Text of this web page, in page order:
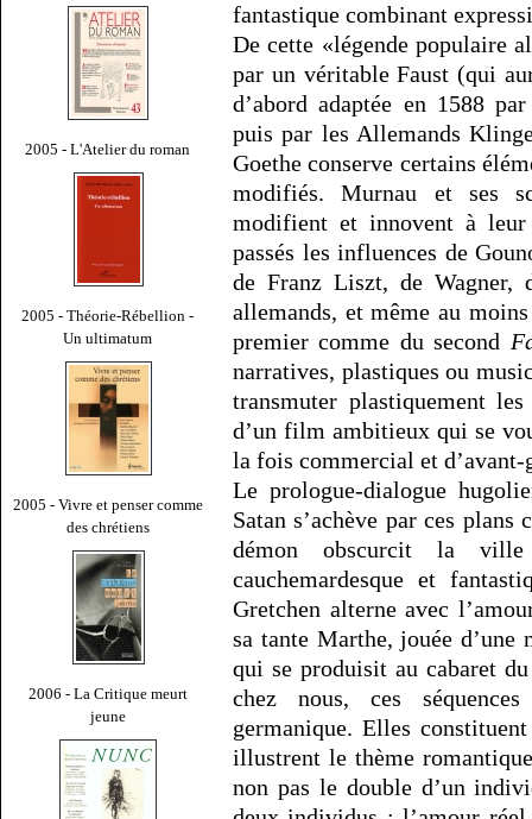
2005 - L'Atelier du roman
2005 - Théorie-Rébellion -
Un ultimatum
2005 - Vivre et penser comme
des chrétiens
2006 - La Critique meurt
jeune
fantastique combinant
De cette «légende populaire
par un véritable Faust (qui
d’abord adaptée en 1588
puis par les Allemands
Goethe conserve certains
modifiés. Murnau et ses
modifient et innovent à
passés les influences de
de Franz Liszt, de Wagner,
allemands, et même au
premier comme du second
narratives, plastiques ou
transmuter plastiquement
d’un film ambitieux qui se
la fois commercial et d’avant-
Le prologue-dialogue
Satan s’achève par ces
démon obscurcit la ville
cauchemardesque et
Gretchen alterne avec
sa tante Marthe, jouée d’une
qui se produisit au cabaret
chez nous, ces
germanique. Elles
illustrent le thème
non pas le double d’un